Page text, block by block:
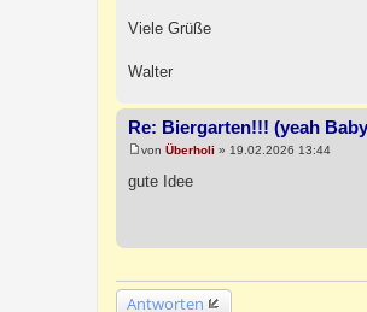
Viele Grüße
Walter
Re: Biergarten!!! (yeah
e
i
g
von Überholi » 19.02.2026 13:44
gute Idee
Antworten